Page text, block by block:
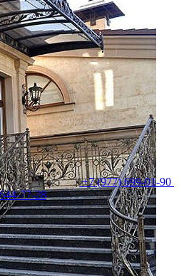
+7 (977) 699-01-90
77-28